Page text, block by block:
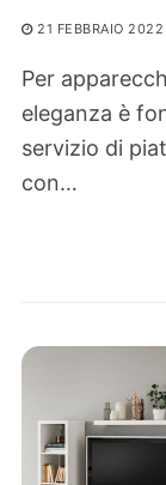
21 FEBBRAIO 2022
Per
eleganza è
servizio di
con…